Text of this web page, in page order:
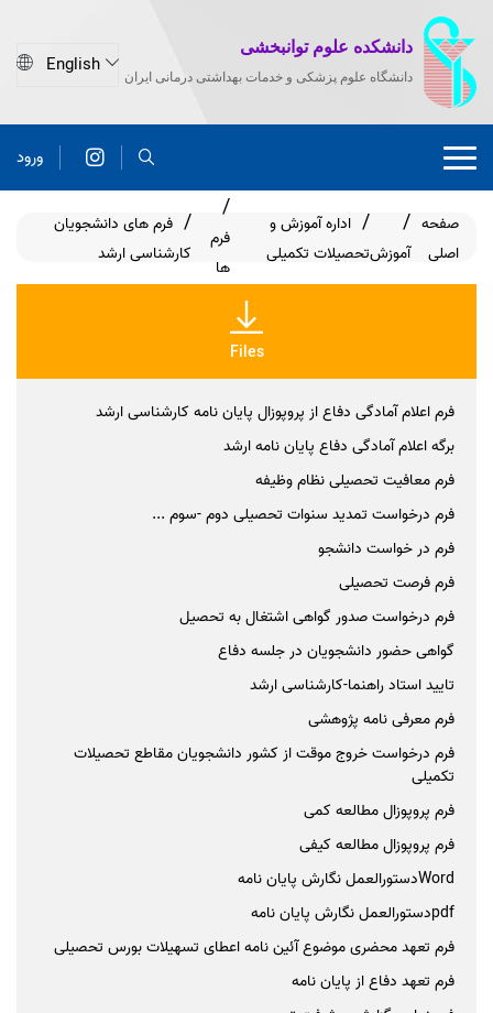
دانشکده علوم توانبخشی
دانشگاه علوم پزشکی و خدمات بهداشتی درمانی ایران
ورود
صفحه
اصلی
آموزش
اداره آموزش و
تحصیلات تکمیلی
فرم
ها
فرم های دانشجویان
کارشناسی ارشد
Files
فرم اعلام آمادگی دفاع از پروپوزال پایان نامه کارشناسی ارشد
برگه اعلام آمادگی دفاع پایان نامه ارشد​
فرم معافیت تحصیلی نظام وظیفه
فرم درخواست تمدید سنوات تحصیلی دوم -سوم ...
فرم در خواست دانشجو
فرم فرصت تحصیلی
فرم درخواست صدور گواهی اشتغال به تحصیل​
گواهی حضور دانشجویان در جلسه دفاع
تایید استاد راهنما-کارشناسی ارشد
فرم معرفی نامه پژوهشی
فرم درخواست خروج موقت از کشور دانشجویان مقاطع تحصیلات
تکمیلی
فرم پروپوزال مطالعه کمی
فرم پروپوزال مطالعه کیفی
Wordدستورالعمل نگارش پایان نامه
pdfدستورالعمل نگارش پایان نامه
فرم تعهد محضری موضوع آئین نامه اعطای تسهیلات بورس تحصیلی
فرم تعهد دفاع از پایان نامه